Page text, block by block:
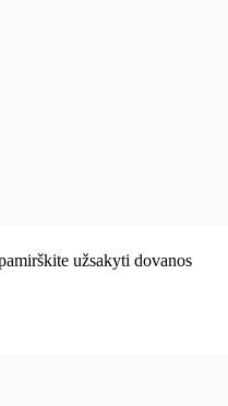
užsakyti dovanos